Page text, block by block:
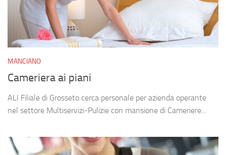
MANCIANO
Cameriera ai piani
ALI Filiale di Grosseto cerca personale per azienda operante
nel settore Multiservizi-Pulizie con mansione di Cameriere...